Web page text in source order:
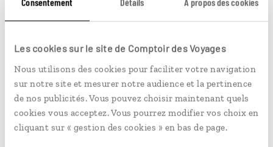
Les cookies sur le site de Comptoir des Voyages
Nous utilisons des cookies pour faciliter votre navigation
sur notre site et mesurer notre audience et la pertinence
de nos publicités. Vous pouvez choisir maintenant quels
cookies vous acceptez. Vous pourrez modifier vos choix en
cliquant sur « gestion des cookies » en bas de page.
Vous aimerez aussi...
© Marta Nascimento/Réa